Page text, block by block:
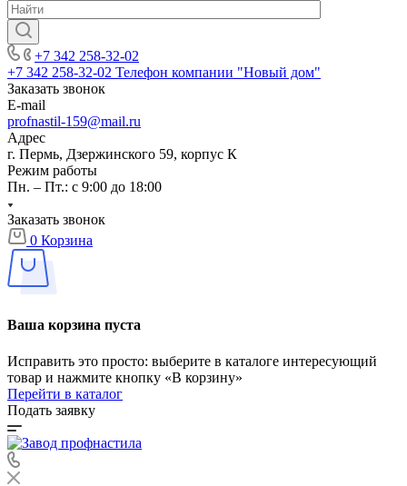
+7 342 258-32-02
+7 342 258-32-02 Телефон компании "Новый дом"
Заказать звонок
E-mail
profnastil-159@mail.ru
Адрес
г. Пермь, Дзержинского 59, корпус К
Режим работы
Пн. – Пт.: с 9:00 до 18:00
Заказать звонок
0 Корзина
Ваша корзина пуста
Исправить это просто: выберите в каталоге интересующий
товар и нажмите кнопку «В корзину»
Перейти в каталог
Подать заявку